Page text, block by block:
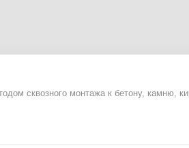
сквозного монтажа к бетону, камню,